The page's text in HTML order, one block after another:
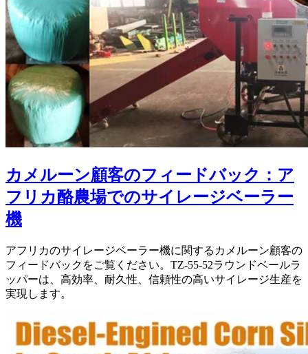
カメルーン顧客のフィードバック：ア
フリカ酪農場でのサイレージベーラー
機
アフリカのサイレージベーラー機に関するカメルーン顧客の
フィードバックをご覧ください。TZ-55-52ラウンドベールラ
ッパーは、高効率、耐久性、信頼性の高いサイレージ生産を
実現します。